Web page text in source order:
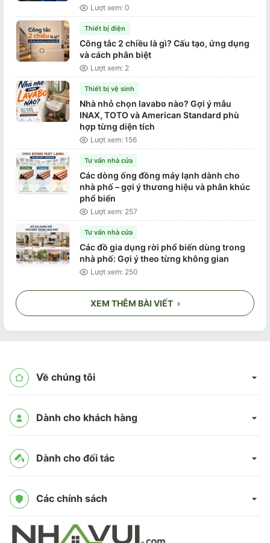
Lượt xem: 0
Thiết bị điện
Công tắc 2 chiều là gì? Cấu tạo, ứng dụng
và cách phân biệt
Lượt xem: 2
Thiết bị vệ sinh
Nhà nhỏ chọn lavabo nào? Gợi ý mẫu
INAX, TOTO và American Standard phù
hợp từng diện tích
Lượt xem: 156
Tư vấn nhà cửa
Các dòng ống đồng máy lạnh dành cho
nhà phố – gợi ý thương hiệu và phân khúc
phổ biến
Lượt xem: 257
Tư vấn nhà cửa
Các đồ gia dụng rời phổ biến dùng trong
nhà phố: Gợi ý theo từng không gian
Lượt xem: 250
XEM THÊM BÀI VIẾT ›
Về chúng tôi
Dành cho khách hàng
Dành cho đối tác
Các chính sách